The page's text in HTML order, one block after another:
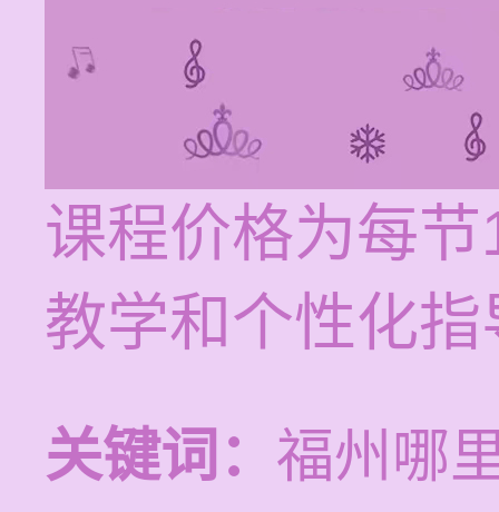
课程价格为每
教学和个性化指
关键词： 福州哪